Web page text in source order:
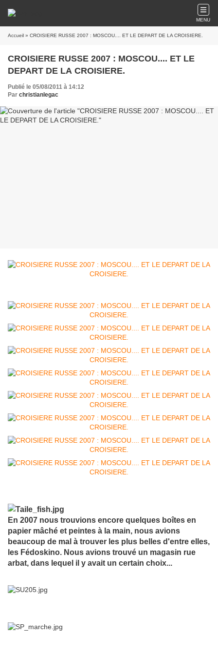
MENU
Accueil » CROISIERE RUSSE 2007 : MOSCOU.... ET LE DEPART DE LA CROISIERE.
CROISIERE RUSSE 2007 : MOSCOU.... ET LE
DEPART DE LA CROISIERE.
Publié le 05/08/2011 à 14:12
Par christianlegac
En 2007 nous trouvions encore quelques boîtes en
papier mâché et peintes à la main, nous avions
beaucoup de mal à trouver les plus belles d'entre elles,
les Fédoskino. Nous avions trouvé un magasin rue
arbat, dans lequel il y avait un certain choix...